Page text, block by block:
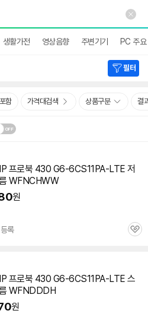
생활가전 영상음향 주변기기 PC 주
필터
함 가격대검색 상품구분 결
프로북 430 G6-6CS11PA-LTE 저
WFNCHWW
원
록
관
프로북 430 G6-6CS11PA-LTE 스
WFNDDDH
원